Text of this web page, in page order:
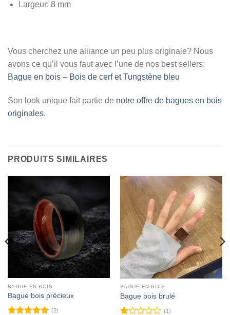
Largeur: 8 mm
Vous cherchez une alliance un peu plus originale? Nous
avons ce qu’il vous faut avec l’une de nos best sellers:
Bague en bois – Bois de cerf et Tungstène bleu
Son look unique fait partie de notre offre de bagues en bois
originales.
PRODUITS SIMILAIRES
BAGUE EN BOIS
Bague bois précieux
(2)
BAGUE EN BOIS
Bague bois brulé
(1)